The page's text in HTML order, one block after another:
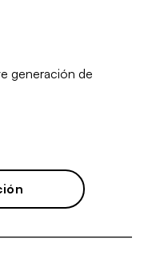
generación de